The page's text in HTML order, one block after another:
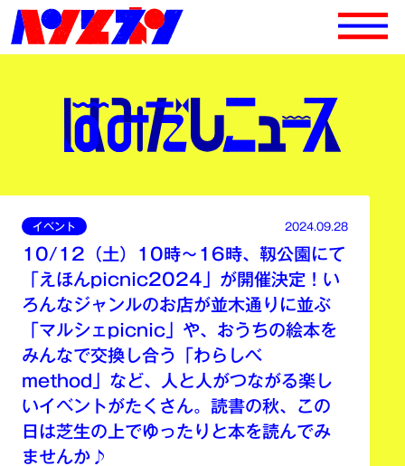
イベント 2024.09.28
10/12（土）10時〜16時、靱公園にて
「えほんpicnic2024」が開催決定！い
ろんなジャンルのお店が並木通りに並ぶ
「マルシェpicnic」や、おうちの絵本を
みんなで交換し合う「わらしべ
method」など、人と人がつながる楽し
いイベントがたくさん。読書の秋、この
日は芝生の上でゆったりと本を読んでみ
ませんか♪